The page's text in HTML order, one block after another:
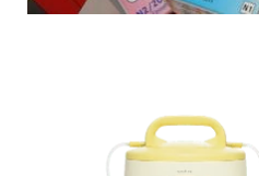
Bildquelle: © Tim Reckmann / pixelio.de